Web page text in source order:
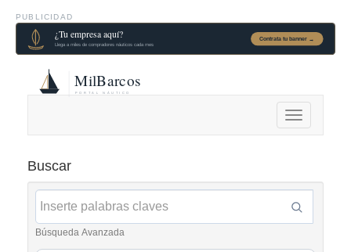
PUBLICIDAD
Alternar
navegación
Buscar
Búsqueda Avanzada